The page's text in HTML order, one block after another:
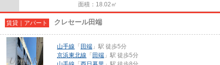
面積：18.02㎡
賃貸｜アパート クレセール田端
山手線 「 田端 」駅 徒歩5分
京浜東北線 「 田端 」駅 徒歩5分